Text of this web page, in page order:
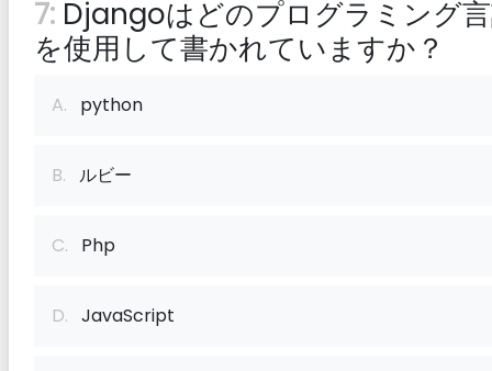
7: Djangoはどのプログラミング
を使用して書かれていますか？
A. python
B. ルビー
C. Php
D. JavaScript